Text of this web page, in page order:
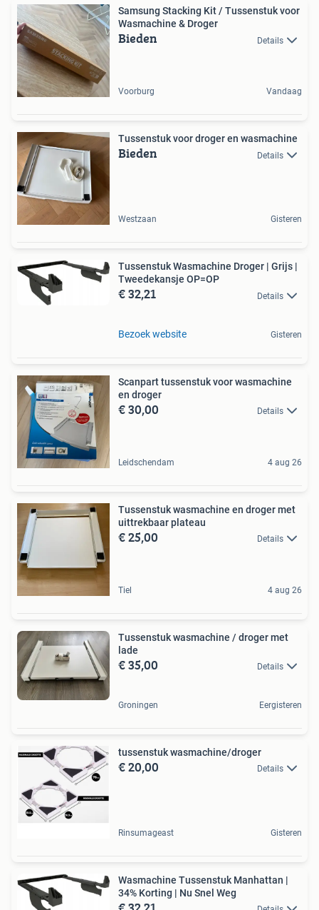
Samsung Stacking Kit / Tussenstuk voor
Wasmachine & Droger
Bieden Details
Voorburg Vandaag
Tussenstuk voor droger en wasmachine
Bieden Details
Westzaan Gisteren
Tussenstuk Wasmachine Droger | Grijs |
Tweedekansje OP=OP
€ 32,21 Details
Bezoek website Gisteren
Scanpart tussenstuk voor wasmachine
en droger
€ 30,00 Details
Leidschendam 4 aug 26
Tussenstuk wasmachine en droger met
uittrekbaar plateau
€ 25,00 Details
Tiel 4 aug 26
Tussenstuk wasmachine / droger met
lade
€ 35,00 Details
Groningen Eergisteren
tussenstuk wasmachine/droger
€ 20,00 Details
Rinsumageast Gisteren
Wasmachine Tussenstuk Manhattan |
34% Korting | Nu Snel Weg